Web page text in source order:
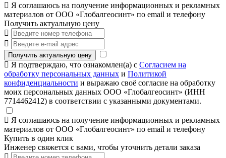
Я соглашаюсь на получение информационных и рекламных
материалов от ООО «Глобалгеосинт» по email и телефону
Получить актуальную цену
Получить актуальную цену
Я подтверждаю, что ознакомлен(а) с Согласием на
обработку персональных данных и Политикой
конфиденциальности и выражаю своё согласие на обработку
моих персональных данных ООО «Глобалгеосинт» (ИНН
7714462412) в соответствии с указанными документами.
Я соглашаюсь на получение информационных и рекламных
материалов от ООО «Глобалгеосинт» по email и телефону
Купить в один клик
Инженер свяжется с вами, чтобы уточнить детали заказа